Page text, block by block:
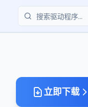
搜索
立即下载